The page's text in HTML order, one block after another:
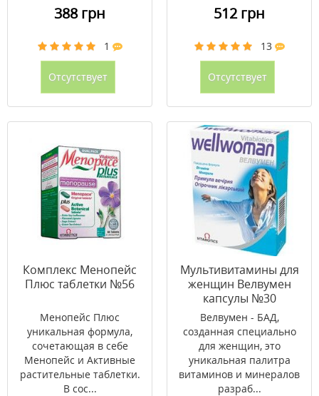
388 грн
1
Отсутствует
512 грн
13
Отсутствует
Комплекс Менопейс
Плюс таблетки №56
Менопейс Плюс
уникальная формула,
сочетающая в себе
Менопейс и Активные
растительные таблетки.
В сос...
Мультивитамины для
женщин Велвумен
капсулы №30
Велвумен - БАД,
созданная специально
для женщин, это
уникальная палитра
витаминов и минералов
разраб...